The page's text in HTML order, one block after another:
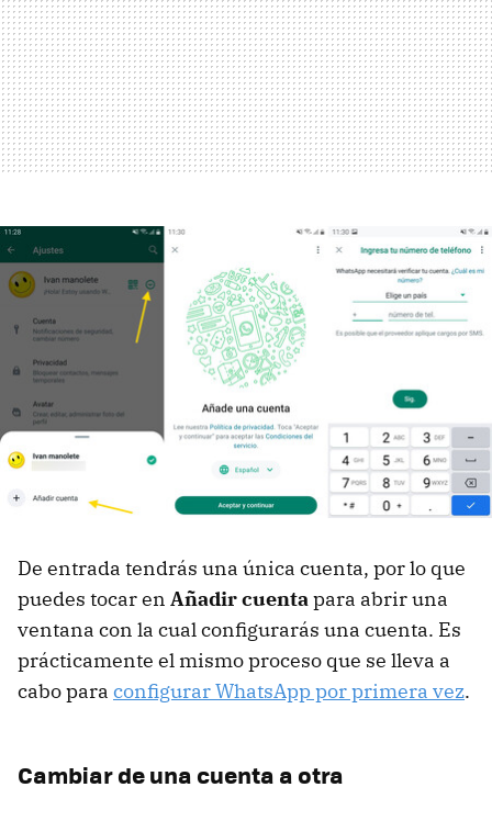
De entrada tendrás una única cuenta, por lo que
puedes tocar en Añadir cuentapara abrir una
ventana con la cual configurarás una cuenta. Es
prácticamente el mismo proceso que se lleva a
cabo para configurar WhatsApp por primera vez.
Cambiar de una cuenta a otra